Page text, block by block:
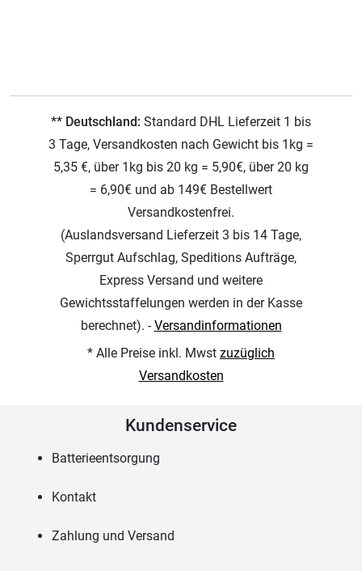
** Deutschland: Standard DHL Lieferzeit 1 bis
3 Tage, Versandkosten nach Gewicht bis 1kg =
5,35 €, über 1kg bis 20 kg = 5,90€, über 20 kg
= 6,90€ und ab 149€ Bestellwert
Versandkostenfrei.
(Auslandsversand Lieferzeit 3 bis 14 Tage,
Sperrgut Aufschlag, Speditions Aufträge,
Express Versand und weitere
Gewichtsstaffelungen werden in der Kasse
berechnet). -Versandinformationen
* Alle Preise inkl. Mwst zuzüglich
Versandkosten
Kundenservice
Batterieentsorgung
Kontakt
Zahlung und Versand